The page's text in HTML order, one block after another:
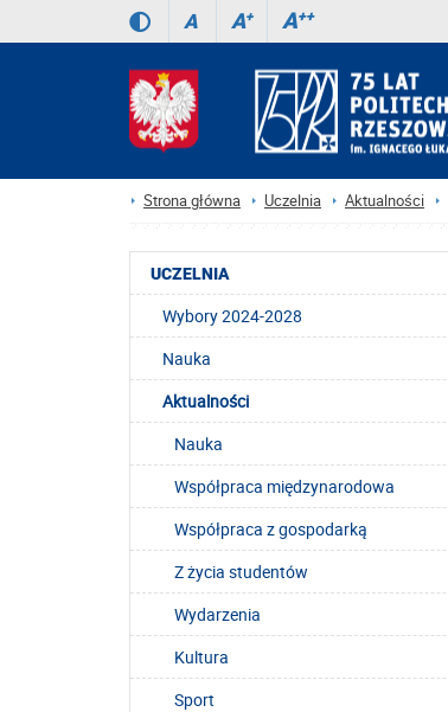
A A+ A++
Strona główna Uczelnia Aktualności
UCZELNIA
Wybory 2024-2028
Nauka
Aktualności
Nauka
Współpraca międzynarodowa
Współpraca z gospodarką
Z życia studentów
Wydarzenia
Kultura
Sport